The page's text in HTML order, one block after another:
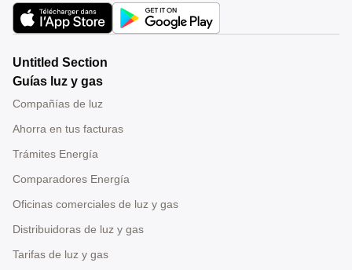
Untitled Section
Guías luz y gas
Compañías de luz
Ahorra en tus facturas
Trámites Energía
Comparadores Energía
Oficinas comerciales de luz y gas
Distribuidoras de luz y gas
Tarifas de luz y gas